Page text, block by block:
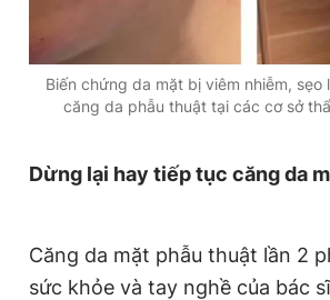
Biến chứng da mặt bị viêm nhiễm, sẹo
căng da phẫu thuật tại các cơ sở
Dừng lại hay tiếp tục căng da
Căng da mặt phẫu thuật lần 2
sức khỏe và tay nghề của bác